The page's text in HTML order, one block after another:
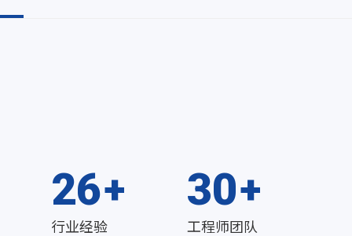
26
行业经验
30
工程师团队